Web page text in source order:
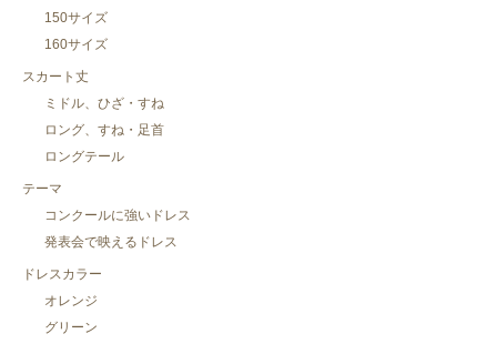
150サイズ
160サイズ
スカート丈
ミドル、ひざ・すね
ロング、すね・足首
ロングテール
テーマ
コンクールに強いドレス
発表会で映えるドレス
ドレスカラー
オレンジ
グリーン